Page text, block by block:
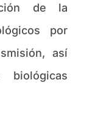
de la
por
así
biológicas